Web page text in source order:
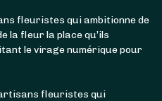
fleuristes qui ambitionne de
la fleur la place qu’ils
le virage numérique pour
fleuristes qui